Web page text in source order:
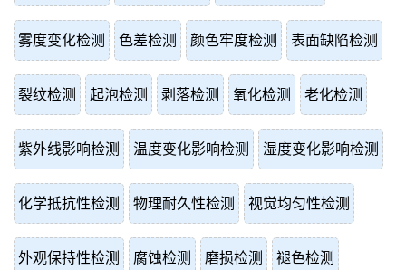
雾度变化检测 色差检测 颜色牢度检测 表面缺陷检测
裂纹检测 起泡检测 剥落检测 氧化检测 老化检测
紫外线影响检测 温度变化影响检测 湿度变化影响检测
化学抵抗性检测 物理耐久性检测 视觉均匀性检测
外观保持性检测 腐蚀检测 磨损检测 褪色检测